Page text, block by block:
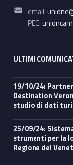
Email address:
email:
PEC:
ULTIMI
19/10/24: Partnership con DMO Dolomiti Bellunesi e
Destination
studio di dati
25/09/24: Sistema economico e legalità, regole e
strumenti per la
Regione del